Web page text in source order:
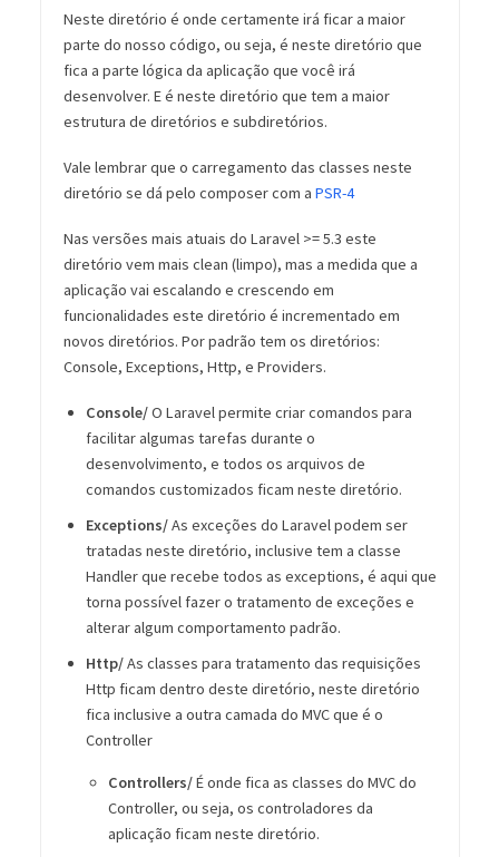
Neste diretório é onde certamente irá ficar a maior
parte do nosso código, ou seja, é neste diretório que
fica a parte lógica da aplicação que você irá
desenvolver. E é neste diretório que tem a maior
estrutura de diretórios e subdiretórios.
Vale lembrar que o carregamento das classes neste
diretório se dá pelo composer com a PSR-4
Nas versões mais atuais do Laravel >= 5.3 este
diretório vem mais clean (limpo), mas a medida que a
aplicação vai escalando e crescendo em
funcionalidades este diretório é incrementado em
novos diretórios. Por padrão tem os diretórios:
Console, Exceptions, Http, e Providers.
Console/O Laravel permite criar comandos para
facilitar algumas tarefas durante o
desenvolvimento, e todos os arquivos de
comandos customizados ficam neste diretório.
Exceptions/As exceções do Laravel podem ser
tratadas neste diretório, inclusive tem a classe
Handler que recebe todos as exceptions, é aqui que
torna possível fazer o tratamento de exceções e
alterar algum comportamento padrão.
Http/As classes para tratamento das requisições
Http ficam dentro deste diretório, neste diretório
fica inclusive a outra camada do MVC que é o
Controller
Controllers/É onde fica as classes do MVC do
Controller, ou seja, os controladores da
aplicação ficam neste diretório.